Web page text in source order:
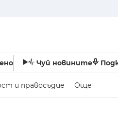
Чуй новините
и правосъдие Още